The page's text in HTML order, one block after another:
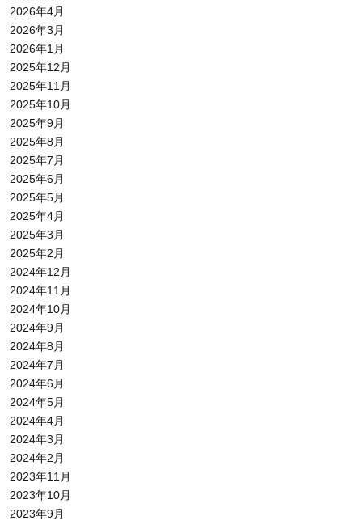
2026年4月
2026年3月
2026年1月
2025年12月
2025年11月
2025年10月
2025年9月
2025年8月
2025年7月
2025年6月
2025年5月
2025年4月
2025年3月
2025年2月
2024年12月
2024年11月
2024年10月
2024年9月
2024年8月
2024年7月
2024年6月
2024年5月
2024年4月
2024年3月
2024年2月
2023年11月
2023年10月
2023年9月